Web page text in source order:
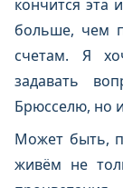
кончится эта
больше, чем
счетам. Я
задавать
Брюсселю, но
Может быть,
живём не